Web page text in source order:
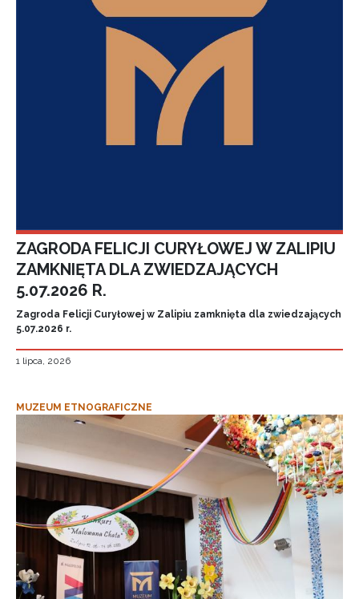
ZAGRODA FELICJI CURYŁOWEJ W ZALIPIU
ZAMKNIĘTA DLA ZWIEDZAJĄCYCH
5.07.2026 R.
Zagroda Felicji Curyłowej w Zalipiu zamknięta dla zwiedzających
5.07.2026 r.
1 lipca, 2026
MUZEUM ETNOGRAFICZNE